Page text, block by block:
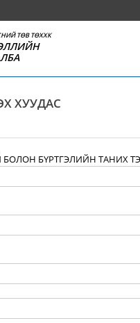
ТӨВ ТӨХХК
ХУУДАС
БҮРТГЭЛИЙН ТАНИХ